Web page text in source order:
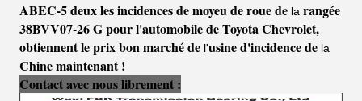
ABEC-5 deux les incidences de moyeu de roue de la rangée
38BVV07-26 G pour l'automobile de Toyota Chevrolet,
obtiennentleprixbon marchéde l'usine d'incidence de la
Chine maintenant !
Contact avec nous librement :